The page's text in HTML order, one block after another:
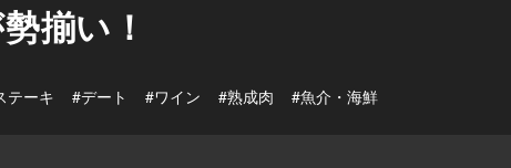
揃い！
テーキ #デート #ワイン #熟成肉 #魚介・海鮮